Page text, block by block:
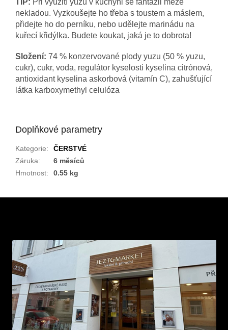
nekladou. Vyzkoušejte ho třeba s toustem a máslem,
přidejte ho do perníku, nebo udělejte marinádu na
kuřecí křidýlka. Budete koukat, jaká je to dobrota!
Složení: 74 % konzervované plody yuzu (50 % yuzu,
cukr), cukr, voda, regulátor kyselosti kyselina citrónová,
antioxidant kyselina askorbová (vitamín C), zahušťující
látka karboxymethyl celulóza
Doplňkové parametry
Kategorie:
ČERSTVÉ
Záruka:
6 měsíců
Hmotnost: 0.55 kg